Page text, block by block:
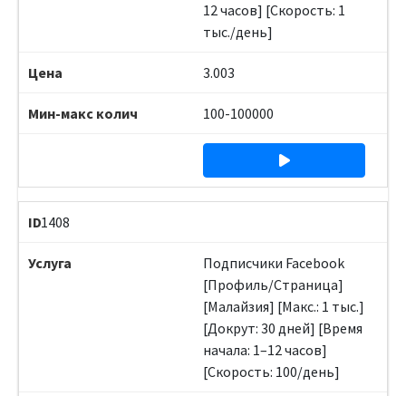
12 часов] [Скорость: 1
тыс./день]
3.003
100-100000
1408
Подписчики Facebook
[Профиль/Страница]
[Малайзия] [Макс.: 1 тыс.]
[Докрут: 30 дней] [Время
начала: 1–12 часов]
[Скорость: 100/день]